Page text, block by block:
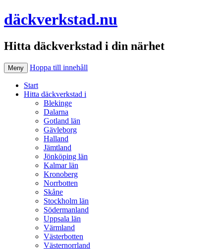
däckverkstad.nu
Hitta däckverkstad i din närhet
Meny Hoppa till innehåll
Start
Hitta däckverkstad i
Blekinge
Dalarna
Gotland län
Gävleborg
Halland
Jämtland
Jönköping län
Kalmar län
Kronoberg
Norrbotten
Skåne
Stockholm län
Södermanland
Uppsala län
Värmland
Västerbotten
Västernorrland